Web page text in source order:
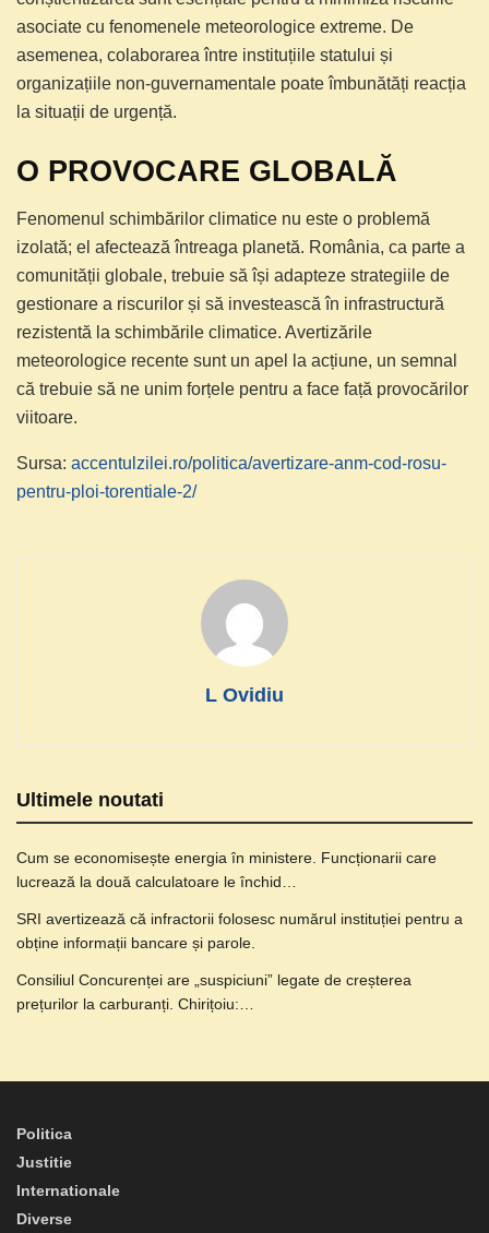
asociate cu fenomenele meteorologice extreme. De
asemenea, colaborarea între instituțiile statului și
organizațiile non-guvernamentale poate îmbunătăți reacția
la situații de urgență.
O PROVOCARE GLOBALĂ
Fenomenul schimbărilor climatice nu este o problemă
izolată; el afectează întreaga planetă. România, ca parte a
comunității globale, trebuie să își adapteze strategiile de
gestionare a riscurilor și să investească în infrastructură
rezistentă la schimbările climatice. Avertizările
meteorologice recente sunt un apel la acțiune, un semnal
că trebuie să ne unim forțele pentru a face față provocărilor
viitoare.
Sursa: accentulzilei.ro/politica/avertizare-anm-cod-rosu-
pentru-ploi-torentiale-2/
L Ovidiu
Ultimele noutati
Cum se economisește energia în ministere. Funcționarii care
lucrează la două calculatoare le închid…
SRI avertizează că infractorii folosesc numărul instituției pentru a
obține informații bancare și parole.
Consiliul Concurenței are „suspiciuni” legate de creșterea
prețurilor la carburanți. Chirițoiu:…
Politica
Justitie
Internationale
Diverse